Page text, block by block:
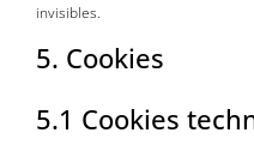
invisibles.
5. Cookies
5.1 Cookies